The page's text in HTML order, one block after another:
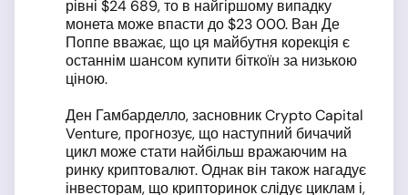
рівні $24 689, то в найгіршому випадку
монета може впасти до $23 000. Ван Де
Поппе вважає, що ця майбутня корекція є
останнім шансом купити біткоїн за низькою
ціною.
Ден Гамбарделло, засновник Crypto Capital
Venture, прогнозує, що наступний бичачий
цикл може стати найбільш вражаючим на
ринку криптовалют. Однак він також нагадує
інвесторам, що крипторинок слідує циклам і,